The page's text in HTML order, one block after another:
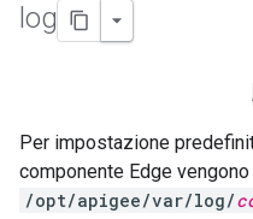
log
Per impostazione
componente Edge
/opt/apigee/var/log/